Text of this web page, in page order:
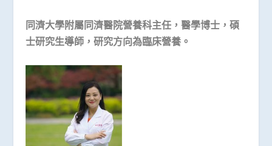
同濟大學附屬同濟醫院營養科主任，醫學博士，碩
士研究生導師，研究方向為臨床營養。